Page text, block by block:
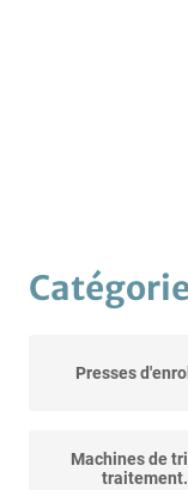
Presses
Machines de